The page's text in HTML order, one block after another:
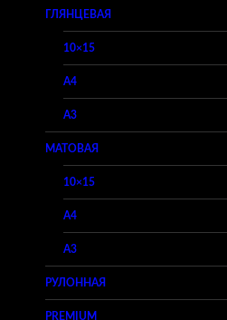
ГЛЯНЦЕВАЯ
10×15
A4
A3
МАТОВАЯ
10×15
A4
A3
РУЛОННАЯ
PREMIUM